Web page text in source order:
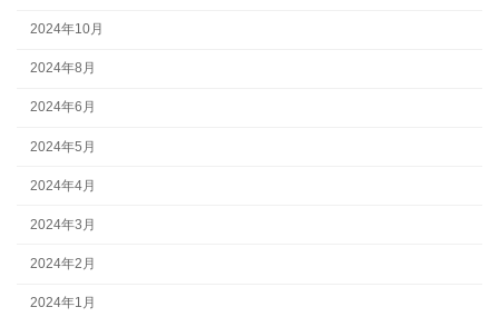
2024年10月
2024年8月
2024年6月
2024年5月
2024年4月
2024年3月
2024年2月
2024年1月